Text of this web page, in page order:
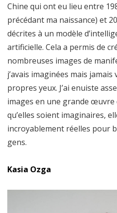
Chine qui ont eu lieu entre
précédant ma naissance) et
décrites à un modèle
artificielle. Cela a permis de
nombreuses images de
j’avais imaginées mais jamais
propres yeux. J’ai enuiste
images en une grande œuvre
qu’elles soient imaginaires,
incroyablement réelles pour
gens.
Kasia Ozga